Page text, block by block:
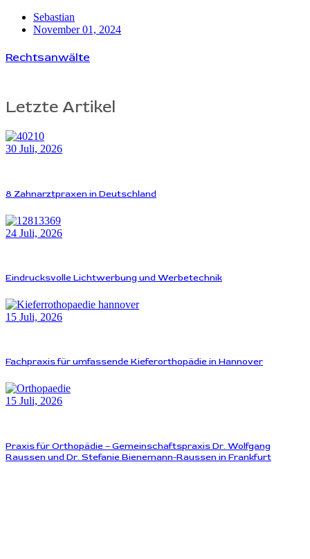
Sebastian
November 01, 2024
Rechtsanwälte
Letzte Artikel
30 Juli, 2026
8 Zahnarztpraxen in Deutschland
24 Juli, 2026
Eindrucksvolle Lichtwerbung und Werbetechnik
15 Juli, 2026
Fachpraxis für umfassende Kieferorthopädie in Hannover
15 Juli, 2026
Praxis für Orthopädie – Gemeinschaftspraxis Dr. Wolfgang
Raussen und Dr. Stefanie Bienemann-Raussen in Frankfurt